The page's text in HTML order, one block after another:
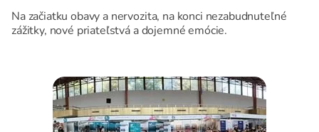
Na začiatku obavy a nervozita, na konci nezabudnuteľné
zážitky, nové priateľstvá a dojemné emócie.